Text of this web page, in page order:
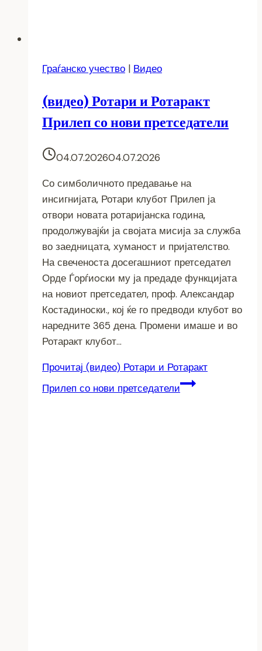
Граѓанско учество | Видео
(видео) Ротари и Ротаракт
Прилеп со нови претседатели
04.07.202604.07.2026
Со симболичното предавање на
инсигнијата, Ротари клубот Прилеп ја
отвори новата ротаријанска година,
продолжувајќи ја својата мисија за служба
во заедницата, хуманост и пријателство.
На свеченоста досегашниот претседател
Орде Ѓорѓиoски му ја предаде функцијата
на новиот претседател, проф. Александар
Костадиноски., кој ќе го предводи клубот во
наредните 365 дена. Промени имаше и во
Ротаракт клубот…
Прочитај (видео) Ротари и Ротаракт
Прилеп со нови претседатели